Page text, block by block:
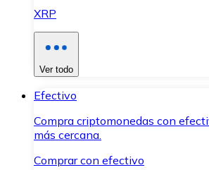
XRP
Ver todo
Efectivo
Compra criptomonedas con
más cercana.
Comprar con efectivo